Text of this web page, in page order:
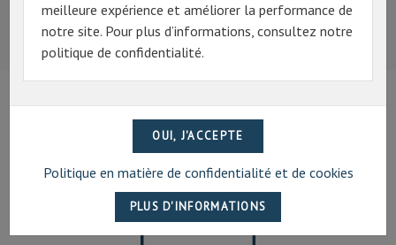
(professionnel, connectez-vous pour bénéficier de la
remise de 15%)
07 69 94 13 47
meilleure expérience et améliorer la performance de
notre site. Pour plus d’informations, consultez notre
politique de confidentialité.
Politique en matière de confidentialité et de cookies